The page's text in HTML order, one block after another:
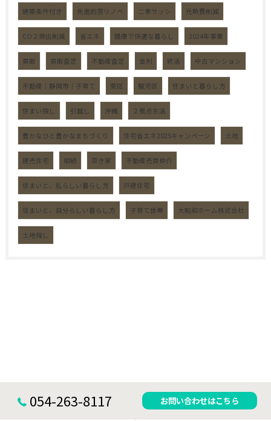
建築条件付き 先進的窓リノベ 二重サッシ 光熱費削減
CO２排出削減 省エネ 健康で快適な暮らし 2024年事業
買取 買取査定 不動産査定 金利 終活 中古マンション
不動産｜静岡市｜子育て 葵区 駿河区 住まいと暮らし方
住まい探し 引越し 沖縄 ２拠点生活
豊かなひと豊かなまちづくり 住宅省エネ2025キャンペーン 土地
建売住宅 相続 空き家 不動産売買仲介
住まいと、私らしい暮らし方 戸建住宅
住まいと、自分らしい暮らし方 子育て世帯 大昭和ホーム株式会社
土地探し
054-263-8117 お問い合わせはこちら